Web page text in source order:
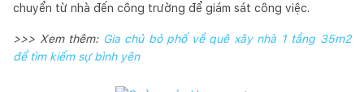
chuyển từ nhà đến công trường để giám sát công việc.
>>> Xem thêm: Gia chủ bỏ phố về quê xây nhà 1 tầng 35m2
để tìm kiếm sự bình yên